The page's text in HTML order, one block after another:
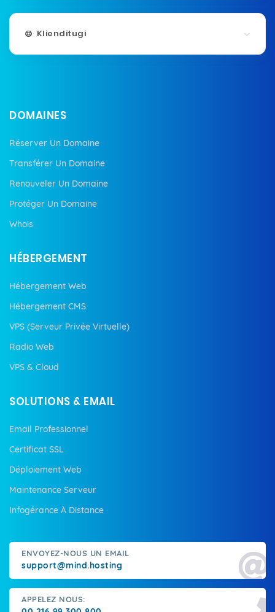
Klienditugi
DOMAINES
Réserver Un Domaine
Transférer Un Domaine
Renouveler Un Domaine
Protéger Un Domaine
Whois
HÉBERGEMENT
Hébergement Web
Hébergement CMS
VPS (Serveur Privée Virtuelle)
Radio Web
VPS & Cloud
SOLUTIONS & EMAIL
Email Professionnel
Certificat SSL
Déploiement Web
Maintenance Serveur
Infogérance À Distance
ENVOYEZ-NOUS UN EMAIL
support@mind.hosting
APPELEZ NOUS: